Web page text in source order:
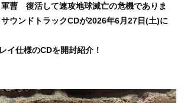
軍曹 復活して速攻地球滅亡の危機でありま
ウンドトラックCDが2026年6月27日(土)に
イ仕様のCDを開封紹介！